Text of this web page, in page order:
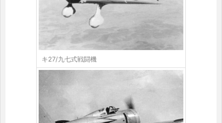
キ27/九七式戦闘機